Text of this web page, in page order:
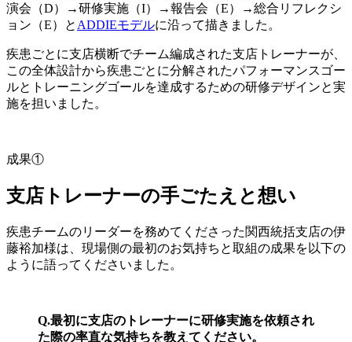
演会（D）→研修実施（I）→報告会（E）→総合リフレクシ
ョン（E）と ADDIEモデルに沿って描きました。
疾患ごとに支店横断でチーム編成された支店トレーナーが、
この全体設計から疾患ごとに分解されたパフォーマンスゴー
ルとトレーニングゴールを達成するための研修デザインと実
施を担いました。
成果①
支店トレーナーの手ごたえと想い
疾患チームのリーダーを務めてくださった関西統括支店の伊
藤裕加様は、現場側の最初のお気持ちと取組の成果を以下の
ように語ってくださいました。
Q.最初に支店のトレーナーに研修実施を依頼され
た際の率直な気持ちを教えてください。